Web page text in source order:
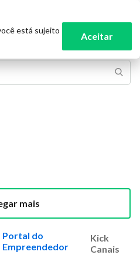
Portal do
Empreendedor
Kick
Canais
mais
está sujeito
Aceitar